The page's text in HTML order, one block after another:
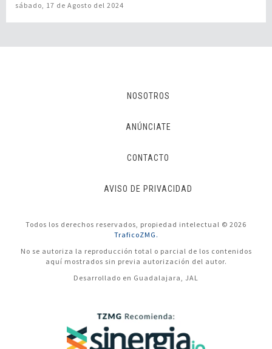
sábado, 17 de Agosto del 2024
NOSOTROS
ANÚNCIATE
CONTACTO
AVISO DE PRIVACIDAD
Todos los derechos reservados, propiedad intelectual © 2026
TraficoZMG.
No se autoriza la reproducción total o parcial de los contenidos
aquí mostrados sin previa autorización del autor.
Desarrollado en Guadalajara, JAL